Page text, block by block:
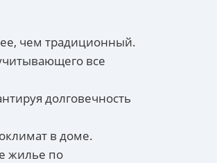
чем традиционный.
все
долговечность
в доме.
жилье по